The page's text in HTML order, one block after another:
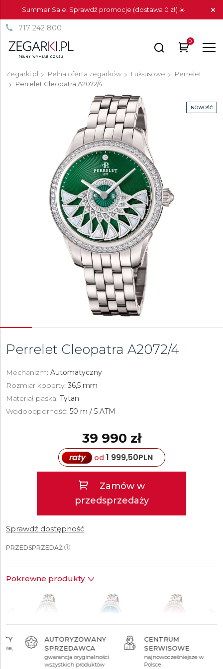
Summer Sale! Sprawdź promocje (dostawa 0 zł) ☀️
717 242 800
0
Zegarki.pl Pełna oferta zegarków Luksusowe
Perrelet
Perrelet Cleopatra A2072/4
NOWOŚĆ
Perrelet Cleopatra A2072/4
Mechanizm: Automatyczny
Rozmiar koperty: 36,5 mm
Materiał paska: Tytan
Wodoodporność: 50 m / 5 ATM
39 990 zł
raty od 1 999,50PLN
przedsprzedaży
Sprawdź dostępność
PRZEDSPRZEDAŻ
Pokrewne produkty
39 990 zł 39 990 zł 39 990 zł
AUTORYZOWANY
SPRZEDAWCA
gwarancja oryginalności
wszystkich produktów
CENTRUM
SERWISOWE
najnowocześniejsze w